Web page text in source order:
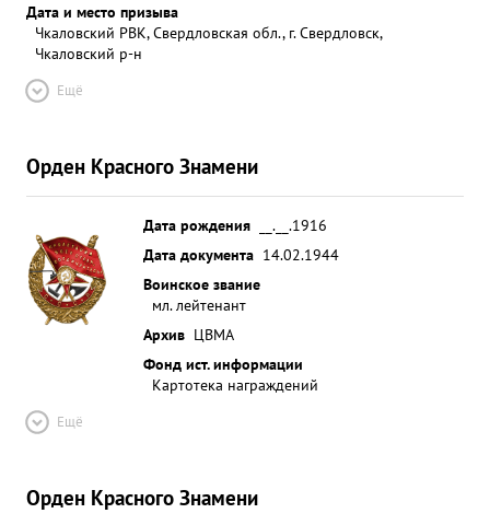
Дата и место призыва
Чкаловский РВК, Свердловская обл., г. Свердловск,
Чкаловский р-н
Ещё
Орден Красного Знамени
Дата рождения
__.__.1916
Дата документа 14.02.1944
Воинское звание
мл. лейтенант
Архив ЦВМА
Фонд ист. информации
Картотека награждений
Ещё
Орден Красного Знамени